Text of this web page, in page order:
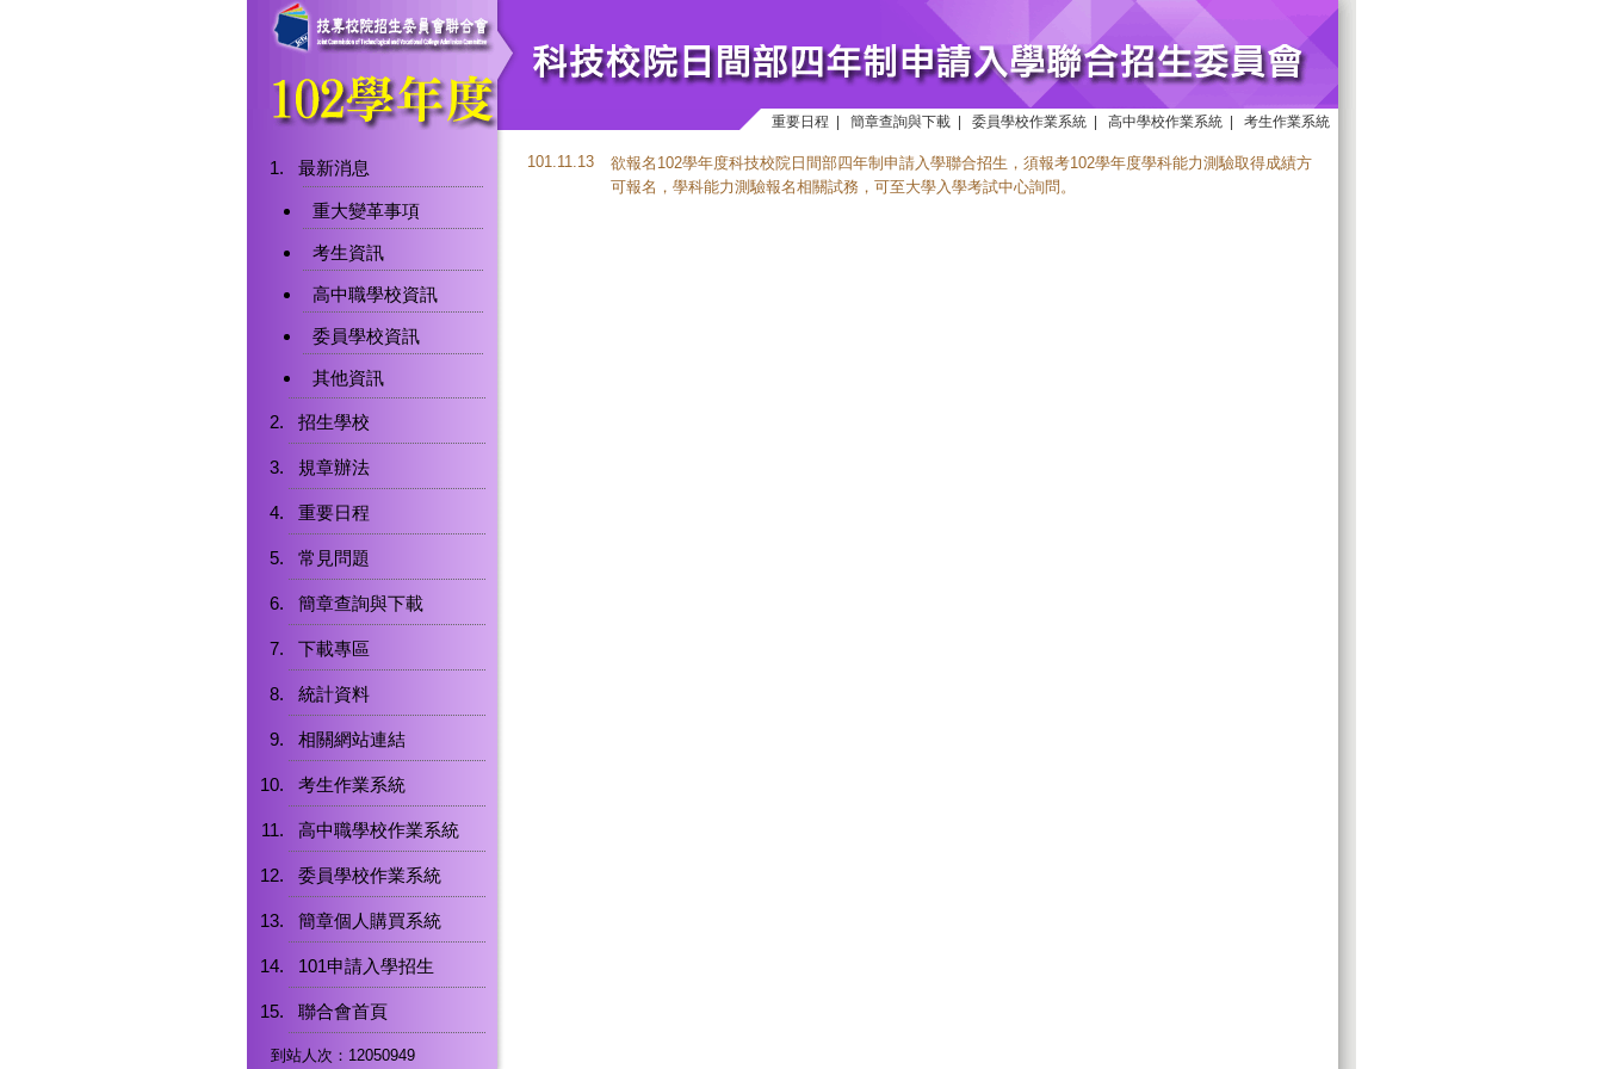
重要日程 簡章查詢與下載 委員學校作業系統 高中學校作業系統 考生作業系統
最新消息
重大變革事項
考生資訊
高中職學校資訊
委員學校資訊
其他資訊
招生學校
規章辦法
重要日程
常見問題
簡章查詢與下載
下載專區
統計資料
相關網站連結
考生作業系統
高中職學校作業系統
委員學校作業系統
簡章個人購買系統
101申請入學招生
聯合會首頁
到站人次：12050949
101.11.13
欲報名102學年度科技校院日間部四年制申請入學聯合招生，須報考102學年度學科能力測驗取得成績方
可報名，學科能力測驗報名相關試務，可至大學入學考試中心詢問。